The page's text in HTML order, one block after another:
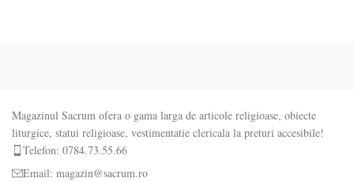
Magazinul Sacrum ofera o gama larga de articole religioase, obiecte
liturgice, statui religioase, vestimentatie clericala la preturi accesibile!
Telefon: 0784.73.55.66
Email: magazin@sacrum.ro